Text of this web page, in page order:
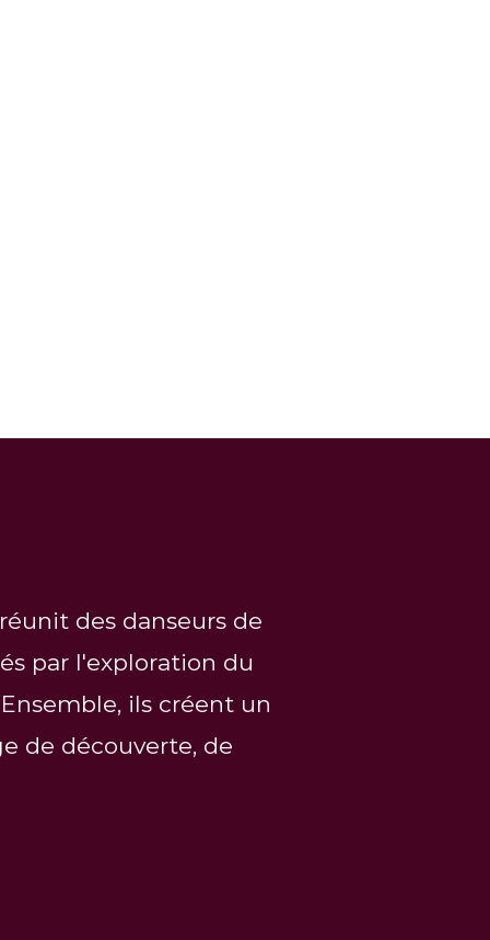
des danseurs de
par l'exploration du
ils créent un
de découverte, de